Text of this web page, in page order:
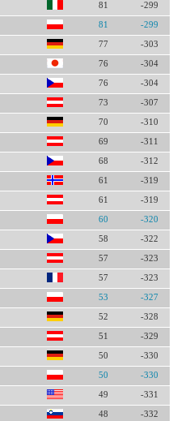
81 -299
81 -299
77 -303
76 -304
76 -304
73 -307
70 -310
69 -311
68 -312
61 -319
61 -319
60 -320
58 -322
57 -323
57 -323
53 -327
52 -328
51 -329
50 -330
50 -330
49 -331
48 -332